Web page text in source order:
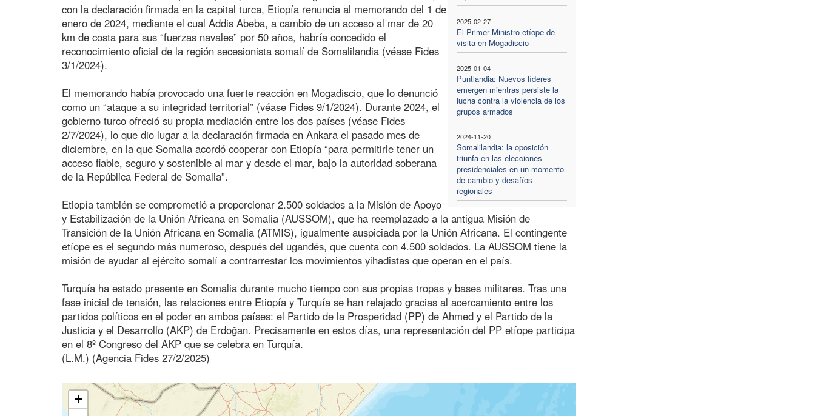
2025-02-27
El Primer Ministro etíope de
visita en Mogadiscio
2025-01-04
Puntlandia: Nuevos líderes
emergen mientras persiste la
lucha contra la violencia de los
grupos armados
2024-11-20
Somalilandia: la oposición
triunfa en las elecciones
presidenciales en un momento
de cambio y desafíos
regionales
con la declaración firmada en la capital turca, Etiopía renuncia al memorando del 1 de
enero de 2024, mediante el cual Addis Abeba, a cambio de un acceso al mar de 20
km de costa para sus “fuerzas navales” por 50 años, habría concedido el
reconocimiento oficial de la región secesionista somalí de Somalilandia (véase Fides
3/1/2024).
El memorando había provocado una fuerte reacción en Mogadiscio, que lo denunció
como un “ataque a su integridad territorial” (véase Fides 9/1/2024). Durante 2024, el
gobierno turco ofreció su propia mediación entre los dos países (véase Fides
2/7/2024), lo que dio lugar a la declaración firmada en Ankara el pasado mes de
diciembre, en la que Somalia acordó cooperar con Etiopía “para permitirle tener un
acceso fiable, seguro y sostenible al mar y desde el mar, bajo la autoridad soberana
de la República Federal de Somalia”.
Etiopía también se comprometió a proporcionar 2.500 soldados a la Misión de Apoyo
y Estabilización de la Unión Africana en Somalia (AUSSOM), que ha reemplazado a la antigua Misión de
Transición de la Unión Africana en Somalia (ATMIS), igualmente auspiciada por la Unión Africana. El contingente
etíope es el segundo más numeroso, después del ugandés, que cuenta con 4.500 soldados. La AUSSOM tiene la
misión de ayudar al ejército somalí a contrarrestar los movimientos yihadistas que operan en el país.
Turquía ha estado presente en Somalia durante mucho tiempo con sus propias tropas y bases militares. Tras una
fase inicial de tensión, las relaciones entre Etiopía y Turquía se han relajado gracias al acercamiento entre los
partidos políticos en el poder en ambos países: el Partido de la Prosperidad (PP) de Ahmed y el Partido de la
Justicia y el Desarrollo (AKP) de Erdoğan. Precisamente en estos días, una representación del PP etíope participa
en el 8º Congreso del AKP que se celebra en Turquía.
(L.M.) (Agencia Fides 27/2/2025)
+